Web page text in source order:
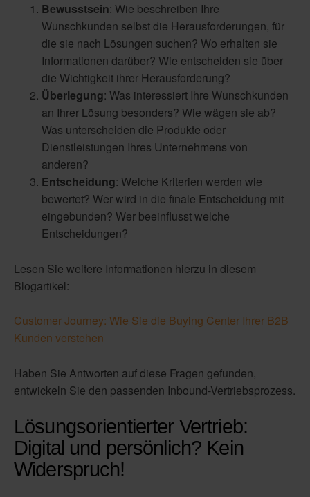
Bewusstsein: Wie beschreiben Ihre
Wunschkunden selbst die Herausforderungen, für
die sie nach Lösungen suchen? Wo erhalten sie
Informationen darüber? Wie entscheiden sie über
die Wichtigkeit ihrer Herausforderung?
Überlegung: Was interessiert Ihre Wunschkunden
an Ihrer Lösung besonders? Wie wägen sie ab?
Was unterscheiden die Produkte oder
Dienstleistungen Ihres Unternehmens von
anderen?
Entscheidung: Welche Kriterien werden wie
bewertet? Wer wird in die finale Entscheidung mit
eingebunden? Wer beeinflusst welche
Entscheidungen?
Lesen Sie weitere Informationen hierzu in diesem
Blogartikel:
Customer Journey: Wie Sie die Buying Center Ihrer B2B
Kunden verstehen
Haben Sie Antworten auf diese Fragen gefunden,
entwickeln Sie den passenden Inbound-Vertriebsprozess.
Lösungsorientierter Vertrieb:
Digital und persönlich? Kein
Widerspruch!